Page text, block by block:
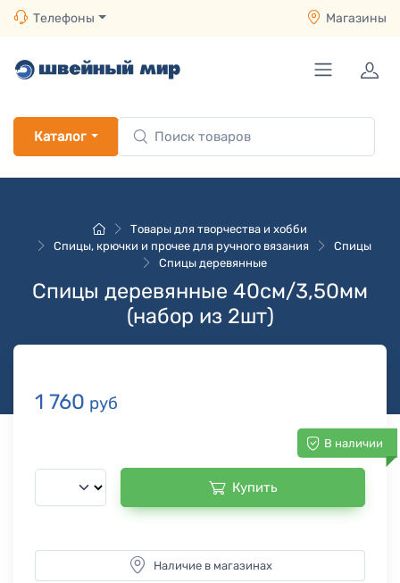
Телефоны Магазины
Каталог
Товары для творчества и хобби
Спицы, крючки и прочее для ручного вязания
Спицы
Спицы деревянные
Спицы деревянные 40см/3,50мм
(набор из 2шт)
1 760 руб
В наличии
Купить
Наличие в магазинах